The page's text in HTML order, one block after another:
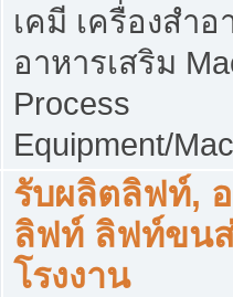
เคมี เครื่องสำ
อาหารเสริม
Process
Equipment/
รับผลิตลิฟท์,
ลิฟท์ ลิฟท์ขน
โรงงาน